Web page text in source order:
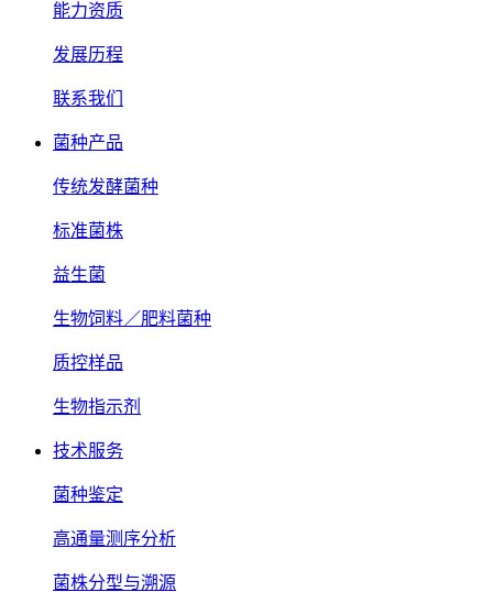
能力资质
发展历程
联系我们
菌种产品
传统发酵菌种
标准菌株
益生菌
生物饲料／肥料菌种
质控样品
生物指示剂
技术服务
菌种鉴定
高通量测序分析
菌株分型与溯源